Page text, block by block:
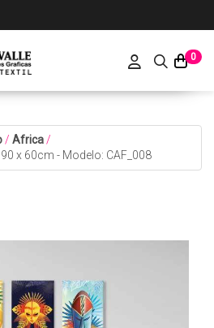
0
/ Africa /
x 60cm - Modelo: CAF_008